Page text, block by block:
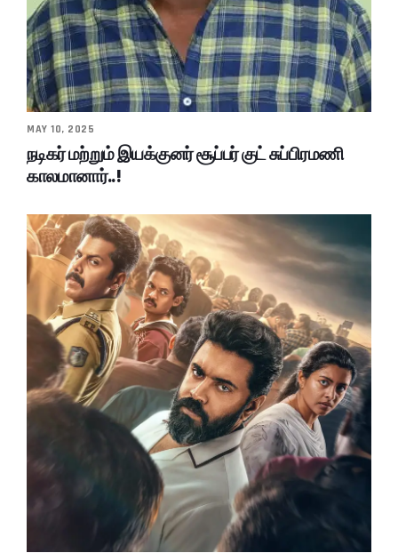
MAY 10, 2025
நடிகர் மற்றும் இயக்குனர் சூப்பர் குட் சுப்பிரமணி
காலமானார்..!